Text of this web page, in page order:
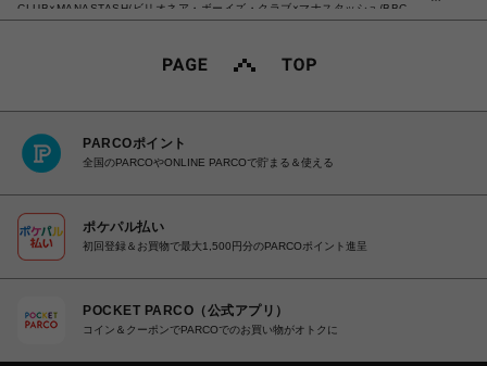
CLUB×MANASTASH/ビリオネア・ボーイズ・クラブ×マナスタッシュ/BBC
MOHAIR CARDIGAN WITH BADGE/モヘアカーディガン ウィズ バッジ
PARCOポイント
全国のPARCOやONLINE PARCOで貯まる＆使える
ポケパル払い
初回登録＆お買物で最大1,500円分のPARCOポイント進呈
POCKET PARCO（公式アプリ）
コイン＆クーポンでPARCOでのお買い物がオトクに